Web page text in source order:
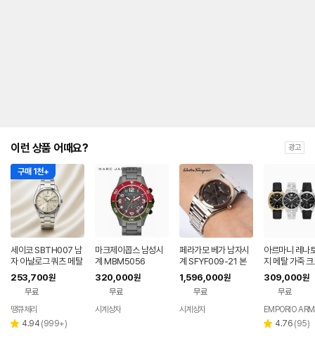
이런 상품 어때요? 광고
구매 1천+
세이코 SBTH007 남
자 아날로그 쿼츠 메탈
손목 시계 샴페인 골드
253,700원
무료
땡큐체리
별 4.94 리
(999+)
마크제이콥스 남성시
계 MBM5056
320,000원
무료
시계상자
페라가모 베가 남자시
계 SFYF009-21 본
사 AS
1,596,000원
무료
시계상자
아르마니 레나
지 메탈 가죽
래프 스켈레톤
계 알마니 본사
309,000원
무료
EMPORIO
별 4.76 리
(95)